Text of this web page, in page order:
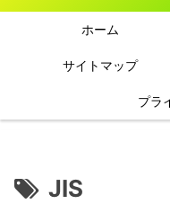
ホーム
サイトマップ
プラ
JIS